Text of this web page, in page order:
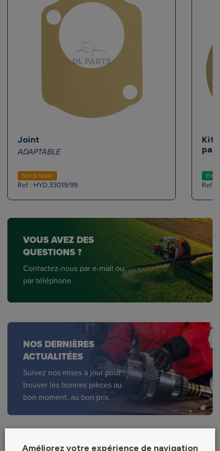
Joint
ADAPTABLE
Stock faible
Ref : HYD.33019/99
Kit
En
Ref :
VOUS AVEZ DES
QUESTIONS ?
Contactez-nous par e-mail ou
par téléphone.
NOS DERNIÈRES
ACTUALITÉES
Suivez nos mises à jour pour
trouver les bonnes pièces au
bon moment, au bon prix.
Découvrez nos différentes
Améliorez votre expérience de navigation